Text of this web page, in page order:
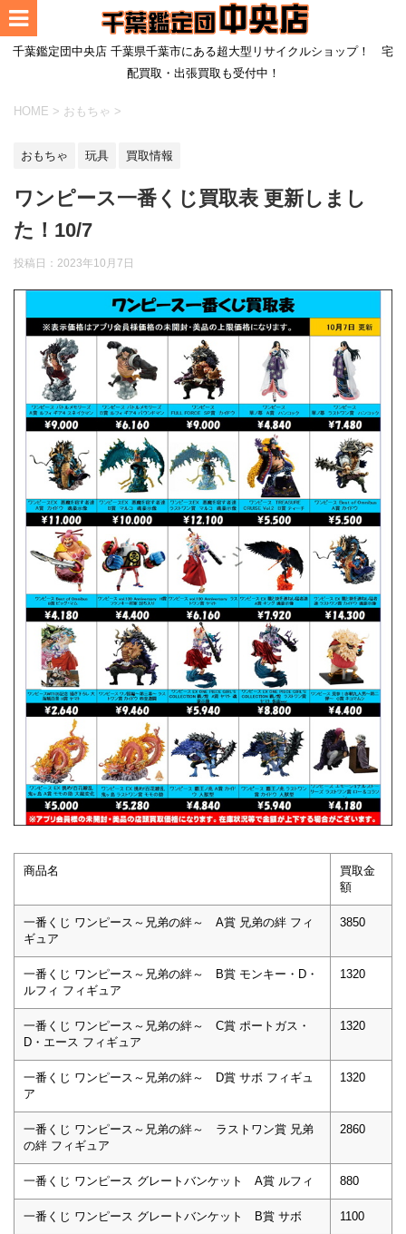
千葉鑑定団中央店 千葉県千葉市にある超大型リサイクルショップ！ 宅
配買取・出張買取も受付中！
HOME > おもちゃ >
おもちゃ 玩具 買取情報
ワンピース一番くじ買取表 更新しまし
た！10/7
投稿日： 2023年10月7日
商品名
買取金
額
一番くじ ワンピース～兄弟の絆～ A賞 兄弟の絆 フィ
ギュア
3850
一番くじ ワンピース～兄弟の絆～ B賞 モンキー・D・
ルフィ フィギュア
1320
一番くじ ワンピース～兄弟の絆～ C賞 ポートガス・
D・エース フィギュア
1320
一番くじ ワンピース～兄弟の絆～ D賞 サボ フィギュ
ア
1320
一番くじ ワンピース～兄弟の絆～ ラストワン賞 兄弟
の絆 フィギュア
2860
一番くじ ワンピース グレートバンケット A賞 ルフィ 880
一番くじ ワンピース グレートバンケット B賞 サボ 1100